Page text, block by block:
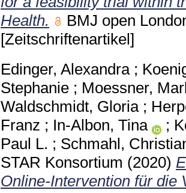
Health.
BMJ open
[Zeitschriftenartikel]
Edinger, Alexandra;
Stephanie ; Moessner,
Waldschmidt, Gloria;
Franz ; In-Albon, Tina ;
Paul L. ; Schmahl,
STAR Konsortium (2020)
Online-Intervention für die